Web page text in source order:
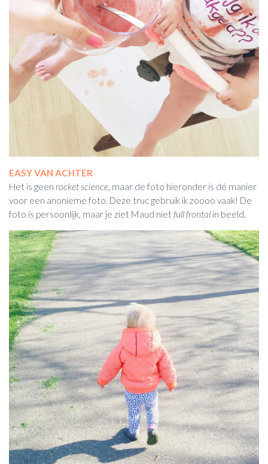
EASY VAN ACHTER
Het is geen rocket science, maar de foto hieronder is dé manier
voor een anonieme foto. Deze truc gebruik ik zoooo vaak! De
foto is persoonlijk, maar je ziet Maud nietfull frontal in beeld.